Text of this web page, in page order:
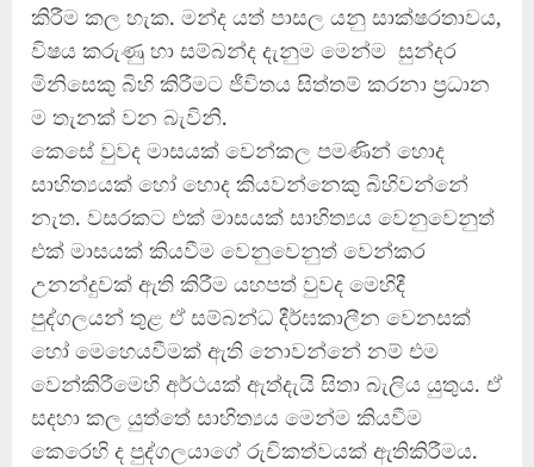
කිරීම කල හැක. මන්ද යත් පාසල යනු සාක්ෂරතාවය,
විෂය කරුණු හා සම්බන්ද දැනුම මෙන්ම සුන්දර
මිනිසෙකු බිහි කිරීමට ජීවිතය සිත්තම් කරනා ප්‍රධාන
ම තැනක් වන බැවිනි.
කෙසේ වුවද මාසයක් වෙන්කල පමණින් හොද
සාහිත්‍යයක් හෝ හොද කියවන්නෙකු බිහිවන්නේ
නැත. වසරකට එක් මාසයක් සාහිත්‍යය වෙනුවෙනුත්
එක් මාසයක් කියවීම වෙනුවෙනුත් වෙන්කර
උනන්දුවක් ඇති කිරීම යහපත් වුවද මෙහිදී
පුද්ගලයන් තුළ ඒ සම්බන්ධ දීර්ඝකාලීන වෙනසක්
හෝ මෙහෙයවීමක් ඇති නොවන්නේ නම් එම
වෙන්කිරීමෙහි අර්ථයක් ඇත්දැයි සිතා බැලිය යුතුය. ඒ
සදහා කල යුත්තේ සාහිත්‍යය මෙන්ම කියවීම
කෙරෙහි ද පුද්ගලයාගේ රුචිකත්වයක් ඇතිකිරීමය.
3
4
ඌව පළාතේ දක්ෂතම ක්‍රීඩකයා
මීගහකිවුලන් බිහි වෙයි
22 OCTOBER 2022